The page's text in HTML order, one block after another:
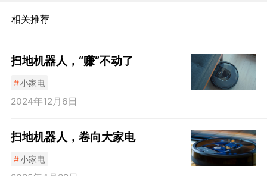
相关推荐
扫地机器人，“赚”不动了
#小家电
2024年12月6日
扫地机器人，卷向大家电
#小家电